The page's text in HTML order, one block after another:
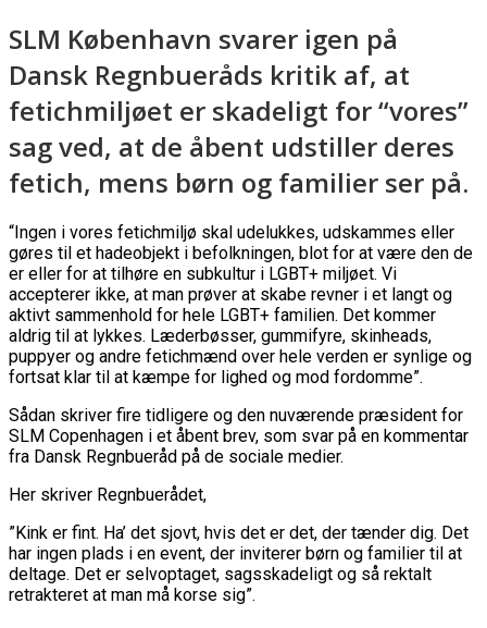
SLM København svarer igen på
Dansk Regnbueråds kritik af, at
fetichmiljøet er skadeligt for “vores”
sag ved, at de åbent udstiller deres
fetich, mens børn og familier ser på.
“Ingen i vores fetichmiljø skal udelukkes, udskammes eller
gøres til et hadeobjekt i befolkningen, blot for at være den de
er eller for at tilhøre en subkultur i LGBT+ miljøet. Vi
accepterer ikke, at man prøver at skabe revner i et langt og
aktivt sammenhold for hele LGBT+ familien. Det kommer
aldrig til at lykkes. Læderbøsser, gummifyre, skinheads,
puppyer og andre fetichmænd over hele verden er synlige og
fortsat klar til at kæmpe for lighed og mod fordomme”.
Sådan skriver fire tidligere og den nuværende præsident for
SLM Copenhagen i et åbent brev, som svar på en kommentar
fra Dansk Regnbueråd på de sociale medier.
Her skriver Regnbuerådet,
”Kink er fint. Ha’ det sjovt, hvis det er det, der tænder dig. Det
har ingen plads i en event, der inviterer børn og familier til at
deltage. Det er selvoptaget, sagsskadeligt og så rektalt
retrakteret at man må korse sig”.